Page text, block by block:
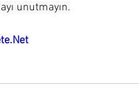
unutmayın.